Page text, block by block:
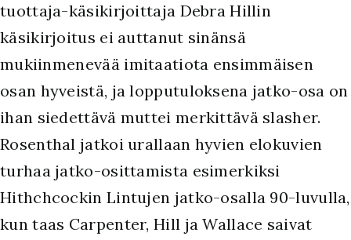
tuottaja-käsikirjoittaja Debra Hillin
käsikirjoitus ei auttanut sinänsä
mukiinmenevää imitaatiota ensimmäisen
osan hyveistä, ja lopputuloksena jatko-osa on
ihan siedettävä muttei merkittävä slasher.
Rosenthal jatkoi urallaan hyvien elokuvien
turhaa jatko-osittamista esimerkiksi
Hithchcockin Lintujen jatko-osalla 90-luvulla,
kun taas Carpenter, Hill ja Wallace saivat